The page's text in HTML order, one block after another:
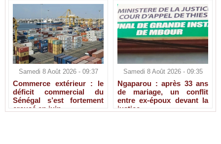
Samedi 8 Août 2026 - 09:37
Commerce extérieur : le
déficit commercial du
Sénégal s’est fortement
creusé en juin
Samedi 8 Août 2026 - 09:35
Ngaparou : après 33 ans
de mariage, un conflit
entre ex-époux devant la
justice